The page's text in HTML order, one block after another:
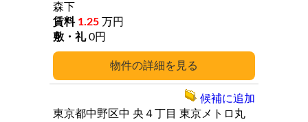
詳細
森下
1.25 万円
0円
東京都中野区中 央４丁目 東京メトロ丸
候補に追加